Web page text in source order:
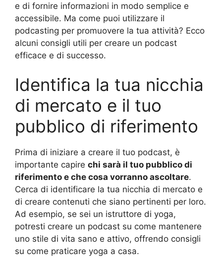
e di fornire informazioni in modo semplice e
accessibile. Ma come puoi utilizzare il
podcasting per promuovere la tua attività? Ecco
alcuni consigli utili per creare un podcast
efficace e di successo.
Identifica la tua nicchia
di mercato e il tuo
pubblico di riferimento
Prima di iniziare a creare il tuo podcast, è
importante capire chi sarà il tuo pubblico di
riferimento e che cosa vorranno ascoltare.
Cerca di identificare la tua nicchia di mercato e
di creare contenuti che siano pertinenti per loro.
Ad esempio, se sei un istruttore di yoga,
potresti creare un podcast su come mantenere
uno stile di vita sano e attivo, offrendo consigli
su come praticare yoga a casa.